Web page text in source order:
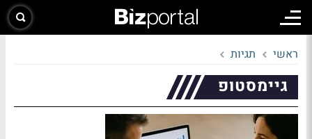
ראשי תגיות
גיימסטופ